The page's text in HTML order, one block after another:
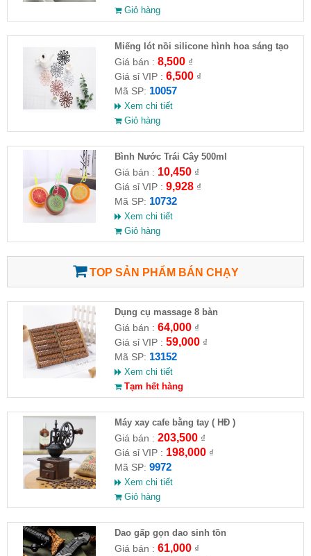
Giỏ hàng
Miếng lót nồi silicone hình hoa sáng tạo
Giá bán : 8,500₫
Giá sỉ VIP : 6,500₫
Mã SP: 10057
Xem chi tiết
Giỏ hàng
Bình Nước Trái Cây 500ml
Giá bán : 10,450₫
Giá sỉ VIP : 9,928₫
Mã SP: 10732
Xem chi tiết
Giỏ hàng
TOP SẢN PHẨM BÁN CHẠY
Dụng cụ massage 8 bàn
Giá bán : 64,000₫
Giá sỉ VIP : 59,000₫
Mã SP: 13152
Xem chi tiết
Tạm hết hàng
Máy xay cafe bằng tay ( HĐ )
Giá bán : 203,500₫
Giá sỉ VIP : 198,000₫
Mã SP: 9972
Xem chi tiết
Giỏ hàng
Dao gấp gọn dao sinh tồn
Giá bán : 61,000₫